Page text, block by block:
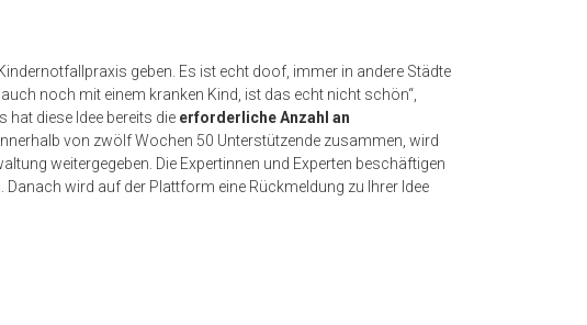
geben. Es ist echt doof, immer in andere Städte
noch mit einem kranken Kind, ist das echt nicht schön“,
hat diese Idee bereits die erforderliche Anzahl an
von zwölf Wochen 50 Unterstützende zusammen, wird
weitergegeben. Die Expertinnen und Experten beschäftigen
wird auf der Plattform eine Rückmeldung zu Ihrer Idee